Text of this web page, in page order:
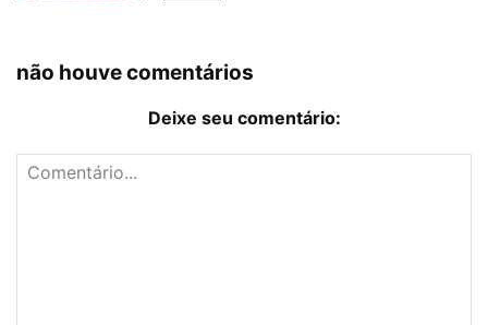
não houve comentários
Deixe seu comentário: